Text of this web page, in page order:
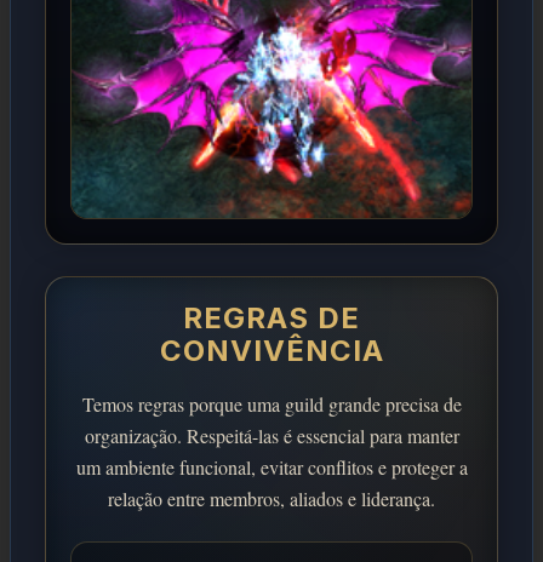
REGRAS DE
CONVIVÊNCIA
Temos regras porque uma guild grande precisa de
organização. Respeitá-las é essencial para manter
um ambiente funcional, evitar conflitos e proteger a
relação entre membros, aliados e liderança.